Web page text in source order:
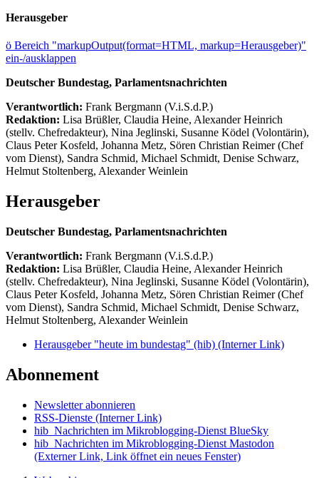
Herausgeber
ö Bereich "markupOutput(format=HTML, markup=Herausgeber)"
ein-/ausklappen
Deutscher Bundestag, Parlamentsnachrichten
Verantwortlich: Frank Bergmann (V.i.S.d.P.)
Redaktion: Lisa Brüßler, Claudia Heine, Alexander Heinrich
(stellv. Chefredakteur), Nina Jeglinski, Susanne Ködel (Volontärin),
Claus Peter Kosfeld, Johanna Metz, Sören Christian Reimer (Chef
vom Dienst), Sandra Schmid, Michael Schmidt, Denise Schwarz,
Helmut Stoltenberg, Alexander Weinlein
Herausgeber
Deutscher Bundestag, Parlamentsnachrichten
Verantwortlich: Frank Bergmann (V.i.S.d.P.)
Redaktion: Lisa Brüßler, Claudia Heine, Alexander Heinrich
(stellv. Chefredakteur), Nina Jeglinski, Susanne Ködel (Volontärin),
Claus Peter Kosfeld, Johanna Metz, Sören Christian Reimer (Chef
vom Dienst), Sandra Schmid, Michael Schmidt, Denise Schwarz,
Helmut Stoltenberg, Alexander Weinlein
Herausgeber "heute im bundestag" (hib) (Interner Link)
Abonnement
Newsletter abonnieren
RSS-Dienste (Interner Link)
hib_Nachrichten im Mikroblogging-Dienst BlueSky
hib_Nachrichten im Mikroblogging-Dienst Mastodon
(Externer Link, Link öffnet ein neues Fenster)